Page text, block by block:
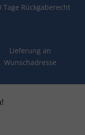
Tage Rückgaberecht
Lieferung an
Wunschadresse